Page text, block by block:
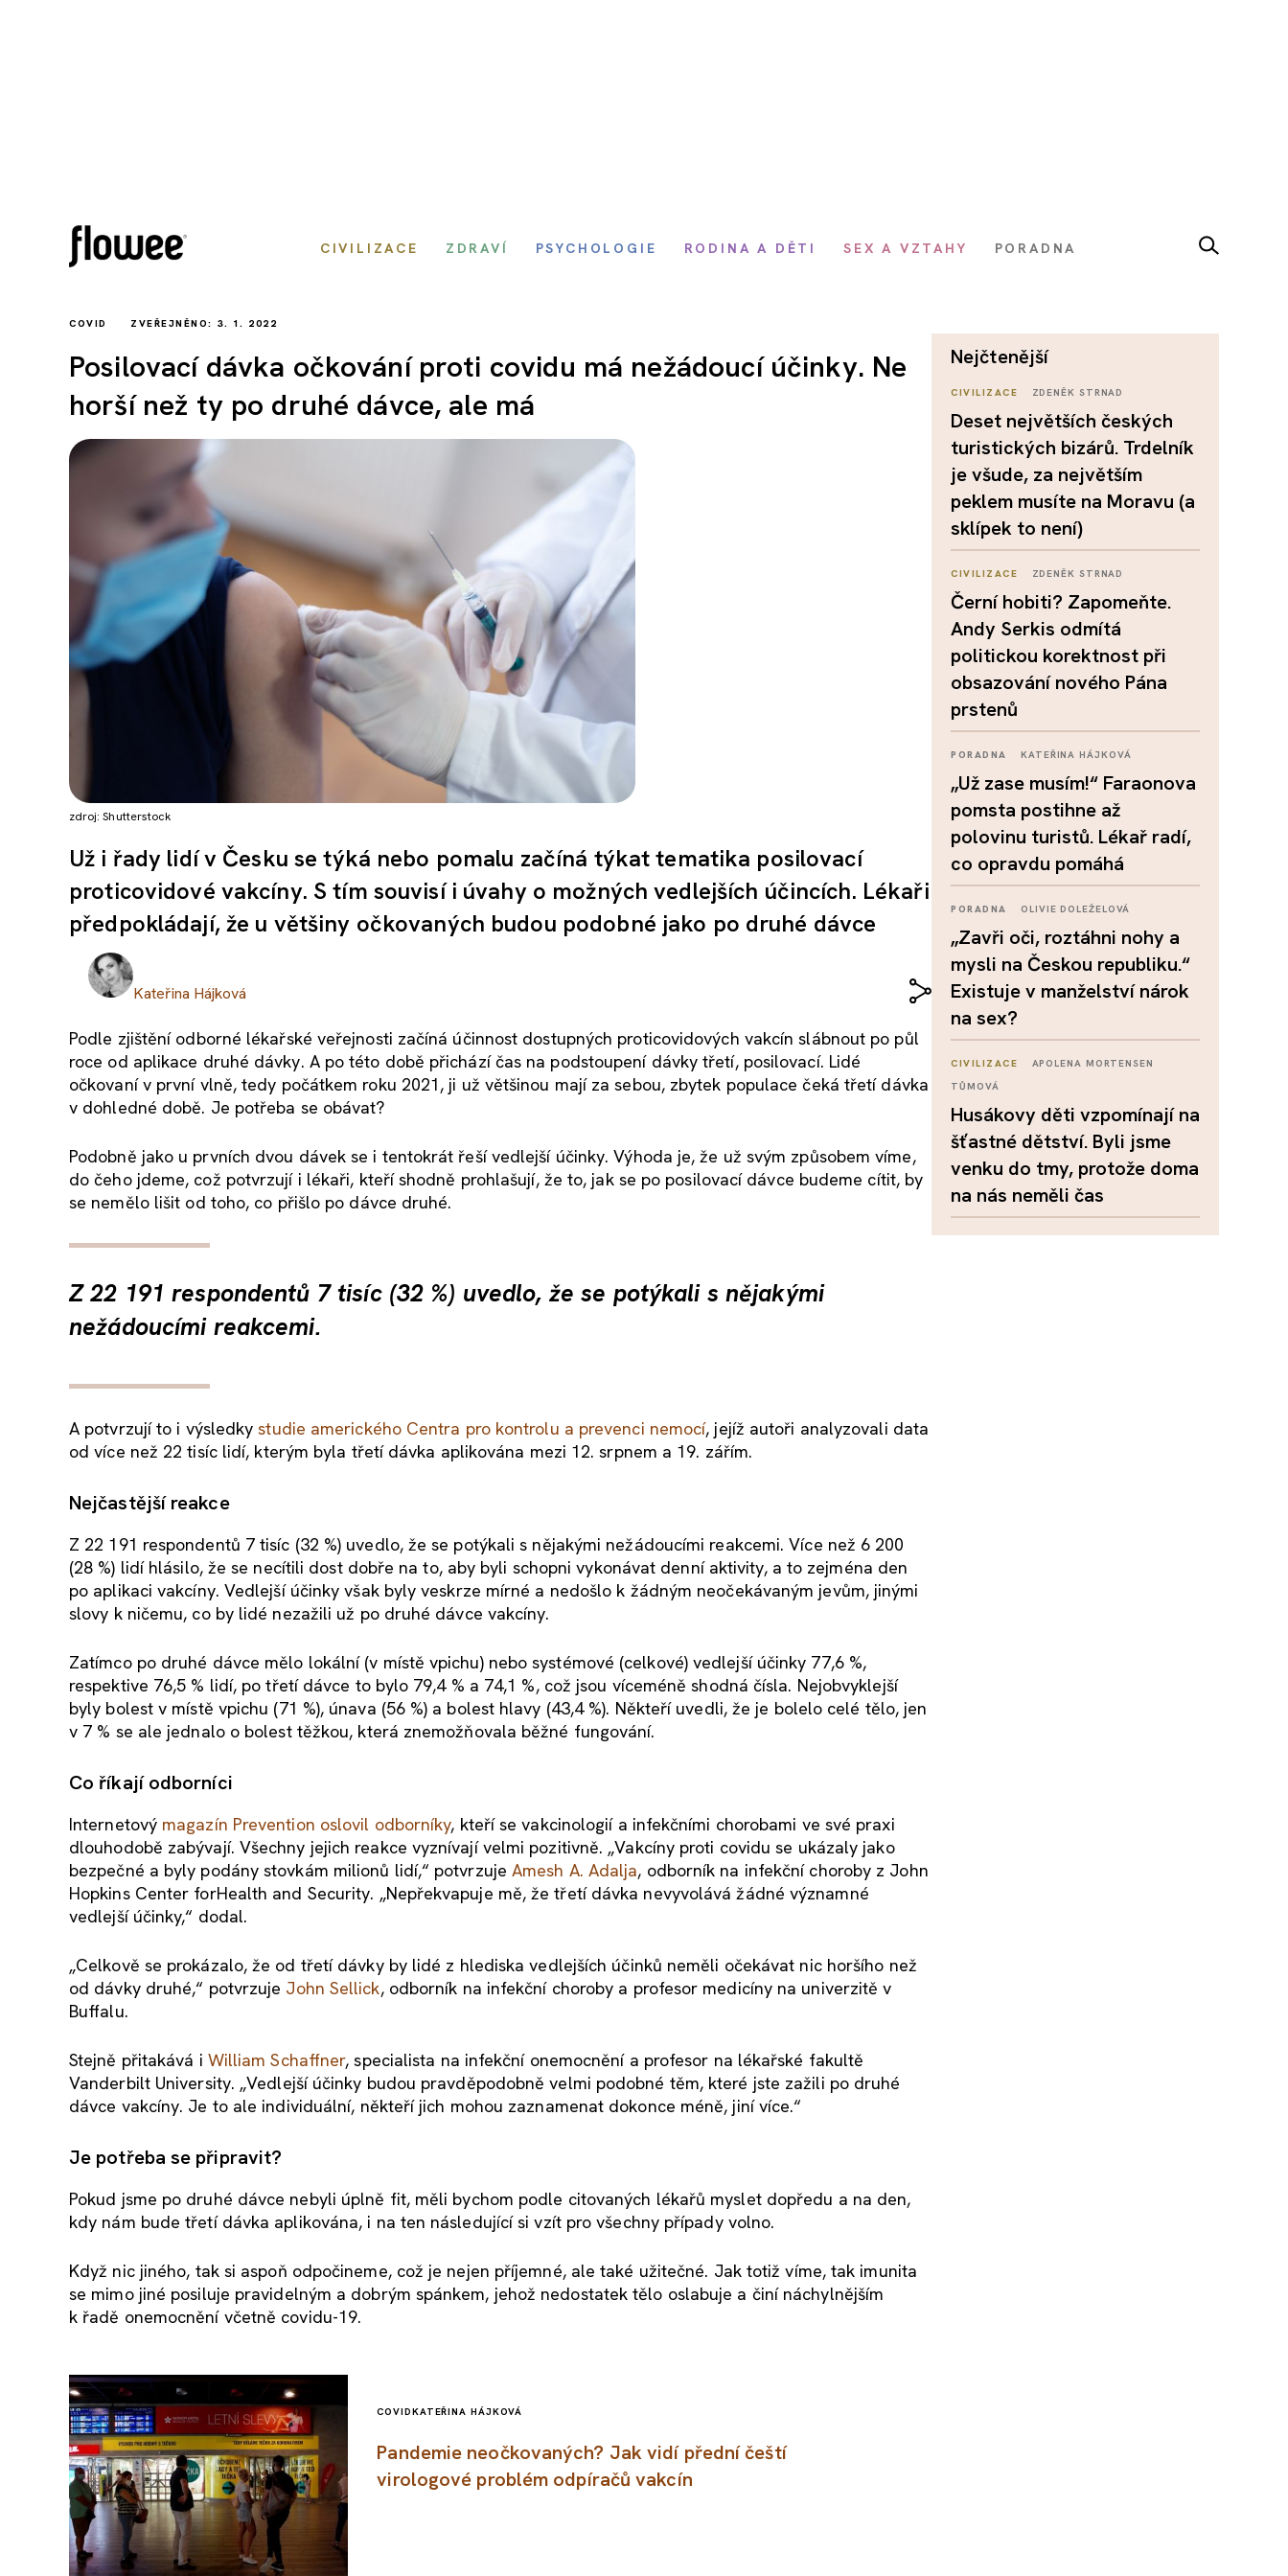
CIVILIZACE ZDRAVÍ PSYCHOLOGIE RODINA A DĚTI SEX A VZTAHY PORADNA
COVID ZVEŘEJNĚNO: 3. 1. 2022
Posilovací dávka očkování proti covidu má nežádoucí účinky. Ne
horší než ty po druhé dávce, ale má
zdroj: Shutterstock
Už i řady lidí v Česku se týká nebo pomalu začíná týkat tematika posilovací
proticovidové vakcíny. S tím souvisí i úvahy o možných vedlejších účincích. Lékaři
předpokládají, že u většiny očkovaných budou podobné jako po druhé dávce
Kateřina Hájková
Podle zjištění odborné lékařské veřejnosti začíná účinnost dostupných proticovidových vakcín slábnout po půl
roce od aplikace druhé dávky. A po této době přichází čas na podstoupení dávky třetí, posilovací. Lidé
očkovaní v první vlně, tedy počátkem roku 2021, ji už většinou mají za sebou, zbytek populace čeká třetí dávka
v dohledné době. Je potřeba se obávat?
Podobně jako u prvních dvou dávek se i tentokrát řeší vedlejší účinky. Výhoda je, že už svým způsobem víme,
do čeho jdeme, což potvrzují i lékaři, kteří shodně prohlašují, že to, jak se po posilovací dávce budeme cítit, by
se nemělo lišit od toho, co přišlo po dávce druhé.
Z 22 191 respondentů 7 tisíc (32 %) uvedlo, že se potýkali s nějakými
nežádoucími reakcemi.
A potvrzují to i výsledkystudie amerického Centra pro kontrolu a prevenci nemocí, jejíž autoři analyzovali data
od více než 22 tisíc lidí, kterým byla třetí dávka aplikována mezi 12. srpnem a 19. zářím.
Nejčastější reakce
Z 22 191 respondentů 7 tisíc (32 %) uvedlo, že se potýkali s nějakými nežádoucími reakcemi. Více než 6 200
(28 %) lidí hlásilo, že se necítili dost dobře na to, aby byli schopni vykonávat denní aktivity, a to zejména den
po aplikaci vakcíny. Vedlejší účinky však byly veskrze mírné a nedošlo k žádným neočekávaným jevům, jinými
slovy k ničemu, co by lidé nezažili už po druhé dávce vakcíny.
Zatímco po druhé dávce mělo lokální (v místě vpichu) nebo systémové (celkové) vedlejší účinky 77,6 %,
respektive 76,5 % lidí, po třetí dávce to bylo 79,4 % a 74,1 %, což jsou víceméně shodná čísla. Nejobvyklejší
byly bolest v místě vpichu (71 %), únava (56 %) a bolest hlavy (43,4 %). Někteří uvedli, že je bolelo celé tělo, jen
v 7 % se ale jednalo o bolest těžkou, která znemožňovala běžné fungování.
Co říkají odborníci
Internetový magazín Prevention oslovil odborníky, kteří se vakcinologií a infekčními chorobami ve své praxi
dlouhodobě zabývají. Všechny jejich reakce vyznívají velmi pozitivně. „Vakcíny proti covidu se ukázaly jako
bezpečné a byly podány stovkám milionů lidí,“ potvrzujeAmesh A. Adalja, odborník na infekční choroby z John
Hopkins Center forHealth and Security. „Nepřekvapuje mě, že třetí dávka nevyvolává žádné významné
vedlejší účinky,“ dodal.
„Celkově se prokázalo, že od třetí dávky by lidé z hlediska vedlejších účinků neměli očekávat nic horšího než
od dávky druhé,“ potvrzuje John Sellick, odborník na infekční choroby a profesor medicíny na univerzitě v
Buffalu.
Stejně přitakává i William Schaffner, specialista na infekční onemocnění a profesor na lékařské fakultě
Vanderbilt University. „Vedlejší účinky budou pravděpodobně velmi podobné těm, které jste zažili po druhé
dávce vakcíny. Je to ale individuální, někteří jich mohou zaznamenat dokonce méně, jiní více.“
Je potřeba se připravit?
Pokud jsme po druhé dávce nebyli úplně fit, měli bychom podle citovaných lékařů myslet dopředu a na den,
kdy nám bude třetí dávka aplikována, i na ten následující si vzít pro všechny případy volno.
Když nic jiného, tak si aspoň odpočineme, což je nejen příjemné, ale také užitečné. Jak totiž víme, tak imunita
se mimo jiné posiluje pravidelným a dobrým spánkem, jehož nedostatek tělo oslabuje a činí náchylnějším
k řadě onemocnění včetně covidu-19.
COVIDKATEŘINA HÁJKOVÁ
Pandemie neočkovaných? Jak vidí přední čeští
virologové problém odpíračů vakcín
nejčtenější
CIVILIZACE ZDENĚK STRNAD
Deset největších českých
turistických bizárů. Trdelník
je všude, za největším
peklem musíte na Moravu (a
sklípek to není)
CIVILIZACE ZDENĚK STRNAD
Černí hobiti? Zapomeňte.
Andy Serkis odmítá
politickou korektnost při
obsazování nového Pána
prstenů
PORADNA KATEŘINA HÁJKOVÁ
„Už zase musím!“ Faraonova
pomsta postihne až
polovinu turistů. Lékař radí,
co opravdu pomáhá
PORADNA OLIVIE DOLEŽELOVÁ
„Zavři oči, roztáhni nohy a
mysli na Českou republiku.“
Existuje v manželství nárok
na sex?
CIVILIZACE
APOLENA MORTENSEN
TŮMOVÁ
Husákovy děti vzpomínají na
šťastné dětství. Byli jsme
venku do tmy, protože doma
na nás neměli čas